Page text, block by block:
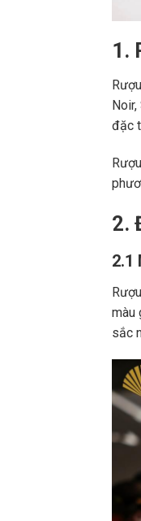
1.
đặc
2.
2.1
màu
sắc